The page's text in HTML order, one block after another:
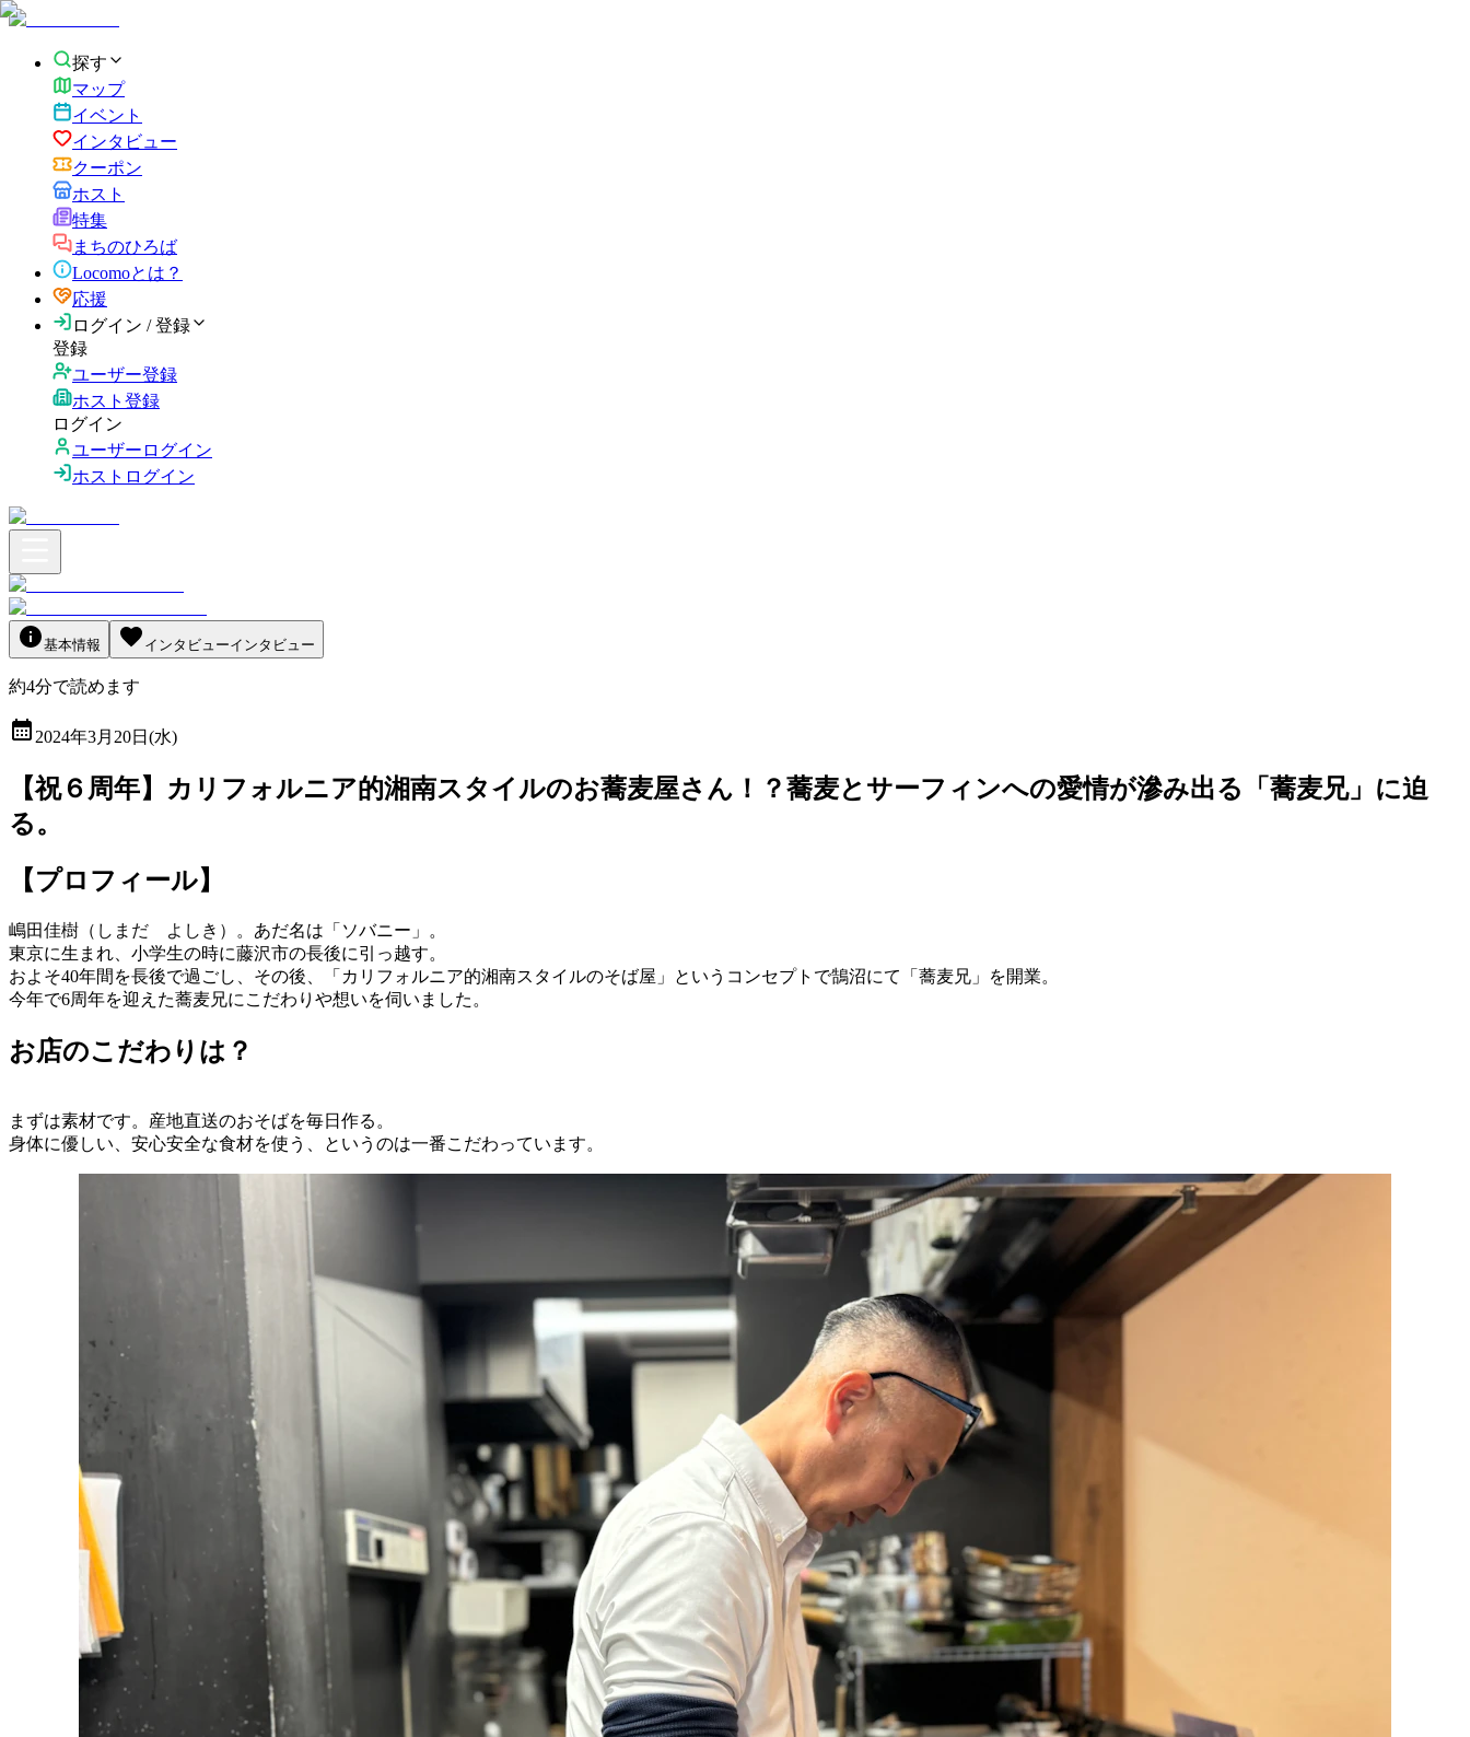
探す
マップ
イベント
インタビュー
クーポン
ホスト
特集
まちのひろば
Locomoとは？
応援
ログイン / 登録
登録
ユーザー登録
ホスト登録
ログイン
ユーザーログイン
ホストログイン
基本情報 インタビューインタビュー
約4分で読めます
2024年3月20日(水)
【祝６周年】カリフォルニア的湘南スタイルのお蕎麦屋さん！？蕎麦とサーフィンへの愛情が滲み出る「蕎麦兄」に迫
る。
【プロフィール】
嶋田佳樹（しまだ よしき）。 あだ名は「ソバニー」。
東京に生まれ、小学生の時に藤沢市の長後に引っ越す。
およそ40年間を長後で過ごし、その後、「カリフォルニア的湘南スタイルのそば屋」というコンセプトで鵠沼にて「蕎麦兄」を開業。
今年で6周年を迎えた蕎麦兄にこだわりや想いを伺いました。
お店のこだわりは？
まずは素材です。産地直送のおそばを毎日作る。
身体に優しい、安心安全な食材を使う、というのは一番こだわっています。